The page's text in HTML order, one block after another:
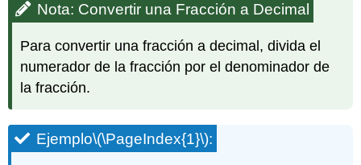
Nota: Convertir una Fracción a Decimal
Para convertir una fracción a decimal, divida el
numerador de la fracción por el denominador de
la fracción.
Ejemplo\(\PageIndex{1}\):